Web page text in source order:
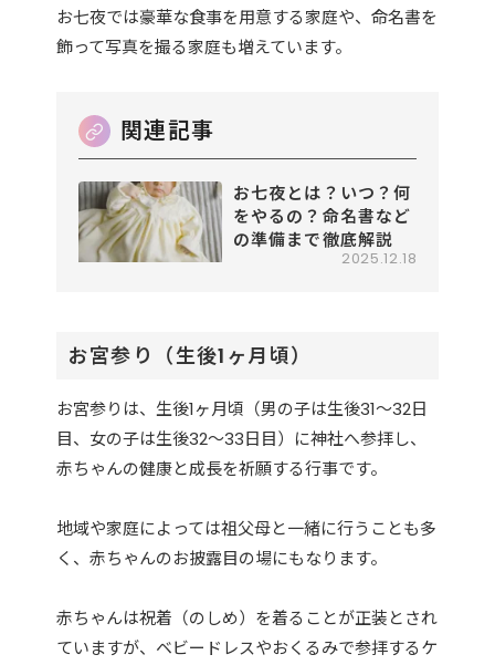
お七夜では豪華な食事を用意する家庭や、命名書を
飾って写真を撮る家庭も増えています。
お七夜とは？いつ？何
をやるの？命名書など
の準備まで徹底解説
2025.12.18
お宮参り（生後1ヶ月頃）
お宮参りは、生後1ヶ月頃（男の子は生後31〜32日
目、女の子は生後32〜33日目）に神社へ参拝し、
赤ちゃんの健康と成長を祈願する行事です。
地域や家庭によっては祖父母と一緒に行うことも多
く、赤ちゃんのお披露目の場にもなります。
赤ちゃんは祝着（のしめ）を着ることが正装とされ
ていますが、ベビードレスやおくるみで参拝するケ